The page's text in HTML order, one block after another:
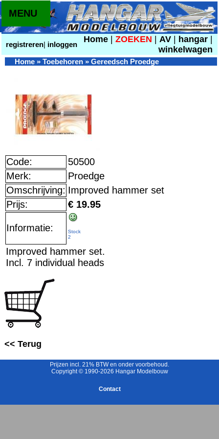
registreren| inloggen
Home ZOEKEN AV hangar
winkelwagen
MENU
Home » Toebehoren » Gereedsch Proedge
Code:
50500
Merk:
Proedge
Omschrijving: Improved hammer set
Prijs:
€ 19.95
Informatie:
Stock
2
Improved hammer set.
Incl. 7 individual heads
<< Terug
Prijzen incl. 21% BTW en onder voorbehoud.
Copyright © 1990-2026 Hangar Modelbouw
Contact